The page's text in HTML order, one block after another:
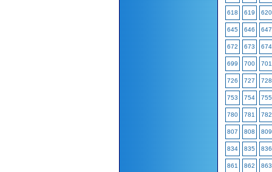
618 619 620
645 646 647
672 673 674
699 700 701
726 727 728
753 754 755
780 781 782
807 808 809
834 835 836
861 862 863